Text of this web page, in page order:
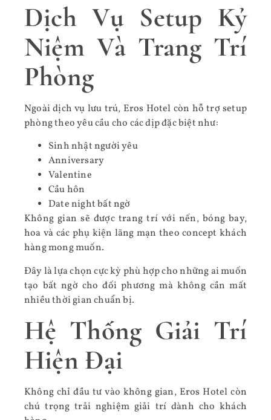
Dịch Vụ Setup Kỷ
Niệm Và Trang Trí
Phòng
Ngoài dịch vụ lưu trú, Eros Hotel còn hỗ trợ setup
phòng theo yêu cầu cho các dịp đặc biệt như:
Sinh nhật người yêu
Anniversary
Valentine
Cầu hôn
Date night bất ngờ
Không gian sẽ được trang trí với nến, bóng bay,
hoa và các phụ kiện lãng mạn theo concept khách
hàng mong muốn.
Đây là lựa chọn cực kỳ phù hợp cho những ai muốn
tạo bất ngờ cho đối phương mà không cần mất
nhiều thời gian chuẩn bị.
Hệ Thống Giải Trí
Hiện Đại
Không chỉ đầu tư vào không gian, Eros Hotel còn
chú trọng trải nghiệm giải trí dành cho khách